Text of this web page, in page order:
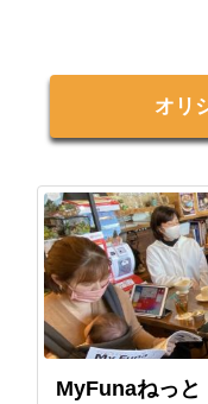
オリ
MyFunaねっと